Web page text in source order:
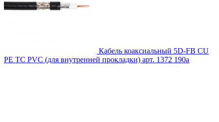
Кабель коаксиальный 5D-FB CU
PE TC PVC (для внутренней прокладки) арт. 1372 190a